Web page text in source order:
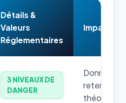
Détails &
Valeurs
Réglementaires
Impact &
3 NIVEAUX DE
DANGER
Donnée
retenir par
théorique.